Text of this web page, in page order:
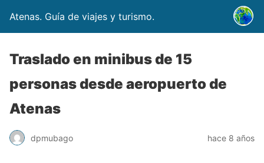
Atenas. Guía de viajes y turismo.
Traslado en minibus de 15
personas desde aeropuerto de
Atenas
dpmubago hace 8 años